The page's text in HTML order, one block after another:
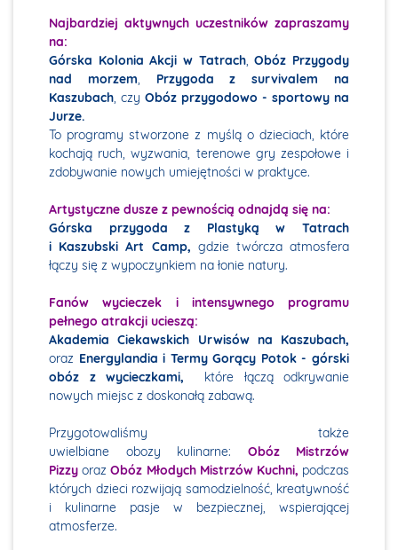
Najbardziej aktywnych uczestników zapraszamy
na:
Górska Kolonia Akcji w Tatrach,Obóz Przygody
nad morzem, Przygoda z survivalem na
Kaszubach, czy Obóz przygodowo - sportowy na
Jurze.
To programy stworzone z myślą o dzieciach, które
kochają ruch, wyzwania, terenowe gry zespołowe i
zdobywanie nowych umiejętności w praktyce.
Artystyczne dusze z pewnością odnajdą się na:
Górska przygoda z Plastyką w Tatrach
i Kaszubski Art Camp, gdzie twórcza atmosfera
łączy się z wypoczynkiem na łonie natury.
Fanów wycieczek i intensywnego programu
pełnego atrakcji ucieszą:
Akademia Ciekawskich Urwisów na Kaszubach,
oraz Energylandia i Termy Gorący Potok - górski
obóz z wycieczkami,
które łączą odkrywanie
nowych miejsc z doskonałą zabawą.
Przygotowaliśmy także
uwielbiane obozy kulinarne: Obóz Mistrzów
Pizzy orazObóz Młodych Mistrzów Kuchni, podczas
których dzieci rozwijają samodzielność, kreatywność
i kulinarne pasje w bezpiecznej, wspierającej
atmosferze.